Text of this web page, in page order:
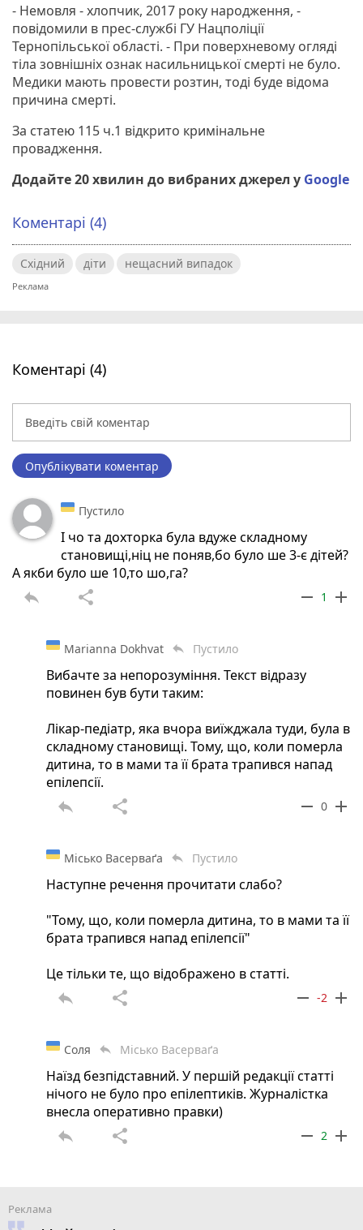
- Немовля - хлопчик, 2017 року народження, -
повідомили в прес-службі ГУ Нацполіції
Тернопільської області. - При поверхневому огляді
тіла зовнішніх ознак насильницької смерті не було.
Медики мають провести розтин, тоді буде відома
причина смерті.
За статею 115 ч.1 відкрито кримінальне
провадження.
Додайте 20 хвилин до вибраних джерел у Google
Коментарі (4)
Східний діти нещасний випадок
Коментарі (4)
Опублікувати коментар
Пустило
І чо та дохторка була вдуже складному
становищі,ніц не поняв,бо було ше 3-є дітей?
А якби було ше 10,то шо,га?
reply share remove 1 add
Marianna Dokhvat reply Пустило
Вибачте за непорозуміння. Текст відразу
повинен був бути таким:
Лікар-педіатр, яка вчора виїжджала туди, була в
складному становищі. Тому, що, коли померла
дитина, то в мами та її брата трапився напад
епілепсії.
reply share remove 0 add
Місько Васерваґа reply Пустило
Наступне речення прочитати слабо?
"Тому, що, коли померла дитина, то в мами та її
брата трапився напад епілепсії"
Це тільки те, що відображено в статті.
reply share remove -2 add
Соля reply Місько Васерваґа
Наїзд безпідставний. У першій редакції статті
нічого не було про епілептиків. Журналістка
внесла оперативно правки)
reply share remove 2 add